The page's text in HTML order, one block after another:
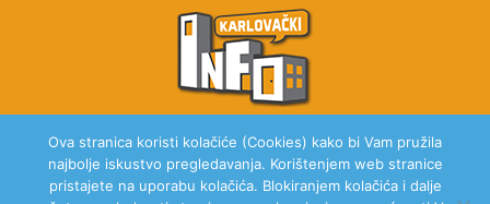
O NAMA
Ova stranica koristi kolačiće (Cookies) kako bi Vam pružila
najbolje iskustvo pregledavanja. Korištenjem web stranice
pristajete na uporabu kolačića. Blokiranjem kolačića i dalje